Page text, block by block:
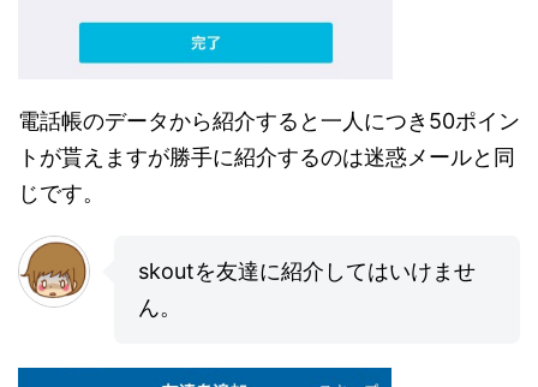
電話帳のデータから紹介すると一人につき50ポイン
トが貰えますが勝手に紹介するのは迷惑メールと同
じです。
skoutを友達に紹介してはいけませ
ん。